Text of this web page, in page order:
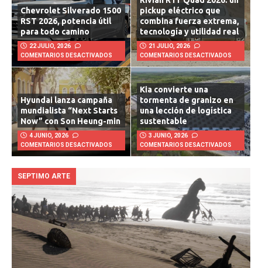
Chevrolet Silverado 1500
RST 2026, potencia útil
para todo camino
22 JULIO, 2026
COMENTARIOS DESACTIVADOS
Rivian R1T Quad 2026: un
pickup eléctrico que
combina fuerza extrema,
tecnología y utilidad real
21 JULIO, 2026
COMENTARIOS DESACTIVADOS
Hyundai lanza campaña
mundialista “Next Starts
Now” con Son Heung-min
4 JUNIO, 2026
COMENTARIOS DESACTIVADOS
Kia convierte una
tormenta de granizo en
una lección de logística
sustentable
3 JUNIO, 2026
COMENTARIOS DESACTIVADOS
SEPTIMO ARTE